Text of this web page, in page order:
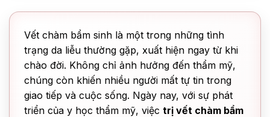
Vết chàm bẩm sinh là một trong những tình
trạng da liễu thường gặp, xuất hiện ngay từ khi
chào đời. Không chỉ ảnh hưởng đến thẩm mỹ,
chúng còn khiến nhiều người mất tự tin trong
giao tiếp và cuộc sống. Ngày nay, với sự phát
triển của y học thẩm mỹ, việc trị vết chàm bẩm